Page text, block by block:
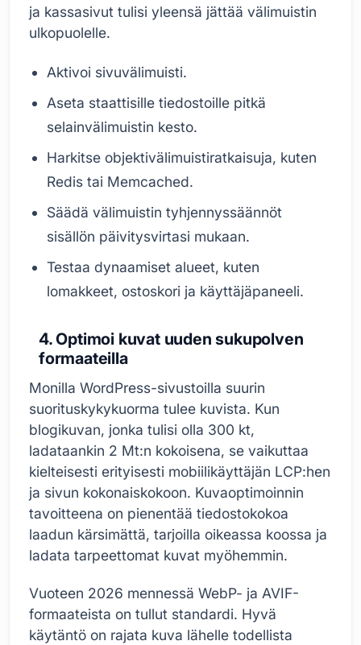
ja kassasivut tulisi yleensä jättää välimuistin
ulkopuolelle.
Aktivoi sivuvälimuisti.
Aseta staattisille tiedostoille pitkä
selainvälimuistin kesto.
Harkitse objektivälimuistiratkaisuja, kuten
Redis tai Memcached.
Säädä välimuistin tyhjennyssäännöt
sisällön päivitysvirtasi mukaan.
Testaa dynaamiset alueet, kuten
lomakkeet, ostoskori ja käyttäjäpaneeli.
4. Optimoi kuvat uuden sukupolven
formaateilla
Monilla WordPress-sivustoilla suurin
suorituskykykuorma tulee kuvista. Kun
blogikuvan, jonka tulisi olla 300 kt,
ladataankin 2 Mt:n kokoisena, se vaikuttaa
kielteisesti erityisesti mobiilikäyttäjän LCP:hen
ja sivun kokonaiskokoon. Kuvaoptimoinnin
tavoitteena on pienentää tiedostokokoa
laadun kärsimättä, tarjoilla oikeassa koossa ja
ladata tarpeettomat kuvat myöhemmin.
Vuoteen 2026 mennessä WebP- ja AVIF-
formaateista on tullut standardi. Hyvä
käytäntö on rajata kuva lähelle todellista